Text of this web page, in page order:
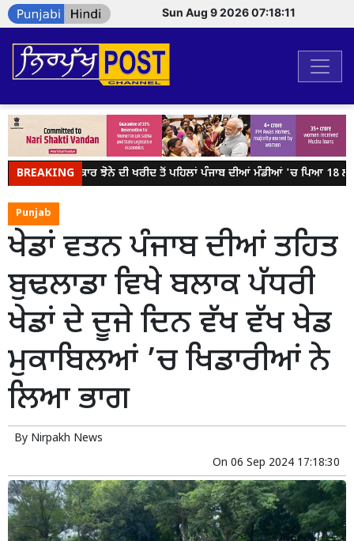
Sun Aug 9 2026 07:18:11
BREAKING
ਕੇਂਦਰ ਸਰਕਾਰ ਝੋਨੇ ਦੀ ਖਰੀਦ ਤੋਂ ਪਹਿਲਾਂ ਪੰਜਾਬ ਦੀਆਂ ਮੰਡੀਆਂ 'ਚ ਪਿਆ 18 ਲੱਖ
Punjab
ਖੇਡਾਂ ਵਤਨ ਪੰਜਾਬ ਦੀਆਂ ਤਹਿਤ
ਬੁਢਲਾਡਾ ਵਿਖੇ ਬਲਾਕ ਪੱਧਰੀ
ਖੇਡਾਂ ਦੇ ਦੂਜੇ ਦਿਨ ਵੱਖ ਵੱਖ ਖੇਡ
ਮੁਕਾਬਿਲਆਂ ’ਚ ਖਿਡਾਰੀਆਂ ਨੇ
ਲਿਆ ਭਾਗ
By Nirpakh News
On 06 Sep 2024 17:18:30